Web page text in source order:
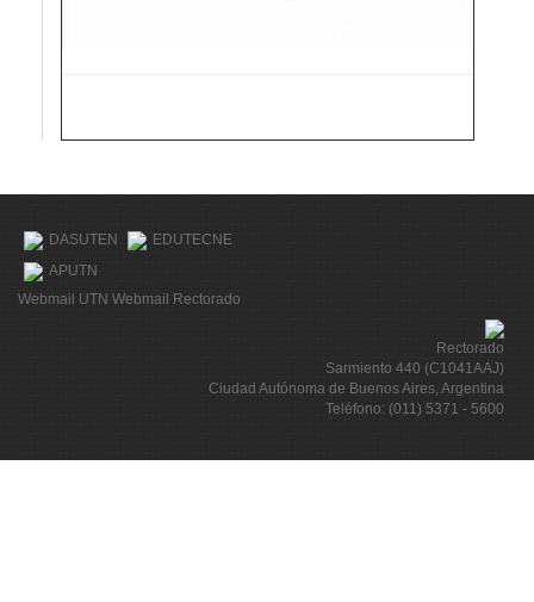
DASUTEN
EDUTECNE
APUTN
Webmail UTN Webmail Rectorado
Rectorado
Sarmiento 440 (C1041AAJ)
Ciudad Autónoma de Buenos Aires, Argentina
Teléfono: (011) 5371 - 5600